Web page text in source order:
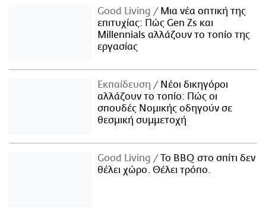
Good Living
Μια νέα οπτική της
επιτυχίας: Πώς Gen Zs και
Millennials αλλάζουν το τοπίο της
εργασίας
Εκπαίδευση
Νέοι δικηγόροι
αλλάζουν το τοπίο: Πώς οι
σπουδές Νομικής οδηγούν σε
θεσμική συμμετοχή
Good Living
Το BBQ στο σπίτι δεν
θέλει χώρο. Θέλει τρόπο.